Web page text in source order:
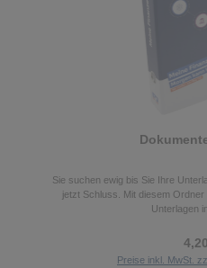
Sie suchen ewig bis Sie Ihre
jetzt Schluss. Mit diesem
Unterlagen
Preise inkl. MwSt.